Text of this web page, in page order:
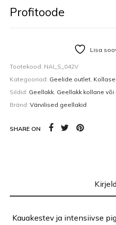
Profitoode
Lisa
Tootekood: NAI_S_042V
Kategooriad: Geelide outlet,
Sildid: Geellakk, Geellakk kollane või
Bränd: Värvilised geellakid
SHARE ON
Kauakestev ja intensiivse